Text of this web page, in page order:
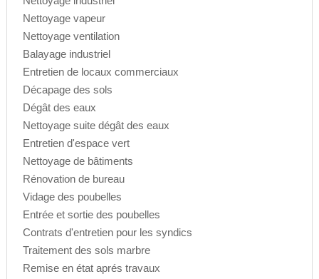
Nettoyage vapeur
Nettoyage ventilation
Balayage industriel
Entretien de locaux commerciaux
Décapage des sols
Dégât des eaux
Nettoyage suite dégât des eaux
Entretien d'espace vert
Nettoyage de bâtiments
Rénovation de bureau
Vidage des poubelles
Entrée et sortie des poubelles
Contrats d'entretien pour les syndics
Traitement des sols marbre
Remise en état aprés travaux